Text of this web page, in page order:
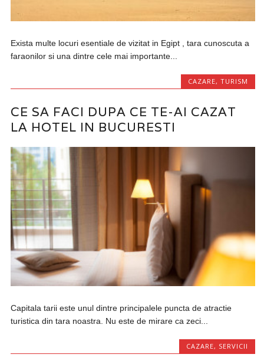
Exista multe locuri esentiale de vizitat in Egipt , tara cunoscuta a
faraonilor si una dintre cele mai importante...
CAZARE, TURISM
CE SA FACI DUPA CE TE-AI CAZAT
LA HOTEL IN BUCURESTI
Capitala tarii este unul dintre principalele puncta de atractie
turistica din tara noastra. Nu este de mirare ca zeci...
CAZARE, SERVICII